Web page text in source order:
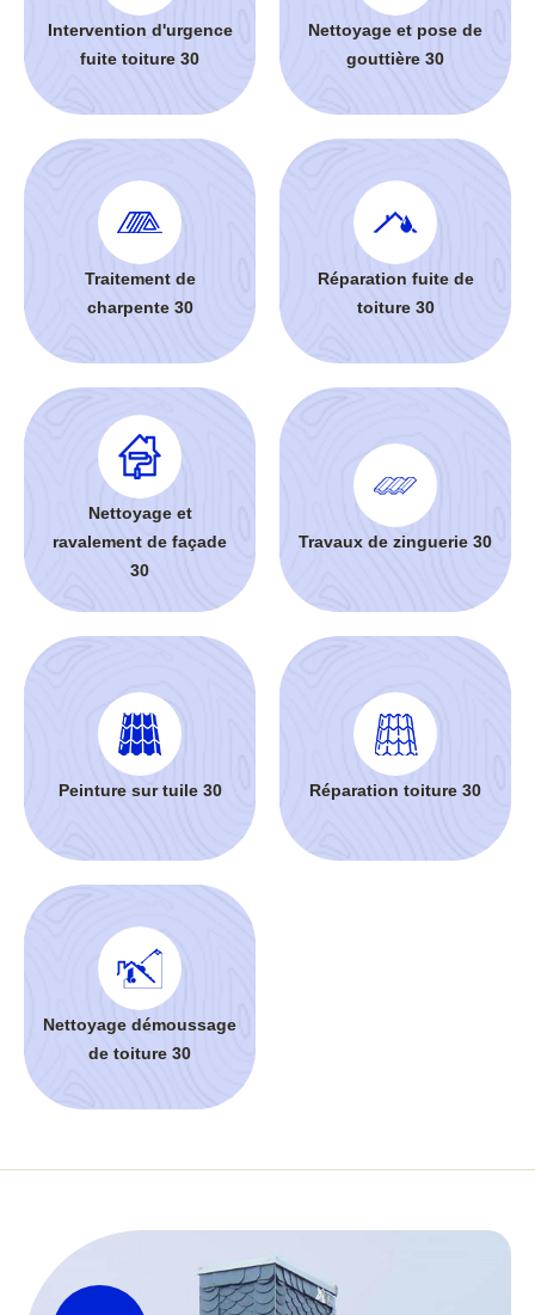
Intervention d'urgence
fuite toiture 30
Nettoyage et pose de
gouttière 30
Traitement de
charpente 30
Réparation fuite de
toiture 30
Nettoyage et
ravalement de façade
30
Travaux de zinguerie 30
Peinture sur tuile 30 Réparation toiture 30
Nettoyage démoussage
de toiture 30